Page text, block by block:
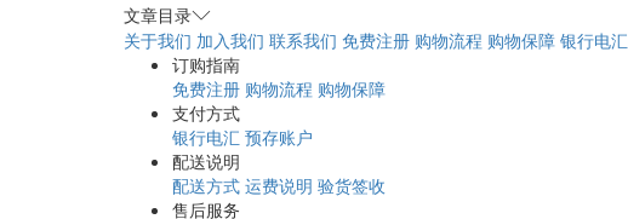
文章目录
关于我们 加入我们 联系我们 免费注册 购物流程 购物保障 银行电汇
订购指南
免费注册 购物流程 购物保障
支付方式
银行电汇 预存账户
配送说明
配送方式 运费说明 验货签收
售后服务